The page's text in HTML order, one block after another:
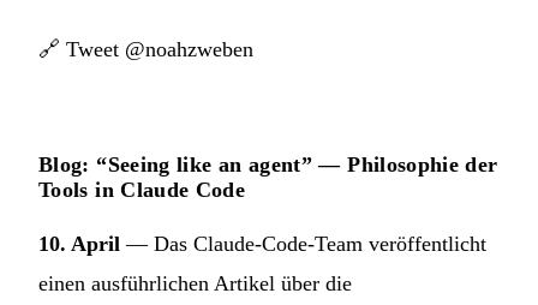
🔗 Tweet @noahzweben
Blog: “Seeing like an agent” — Philosophie der
Tools in Claude Code
10. April — Das Claude-Code-Team veröffentlicht
einen ausführlichen Artikel über die